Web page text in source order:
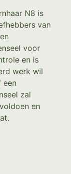
N8 is
van
voor
en is
werk wil
een
zal
en